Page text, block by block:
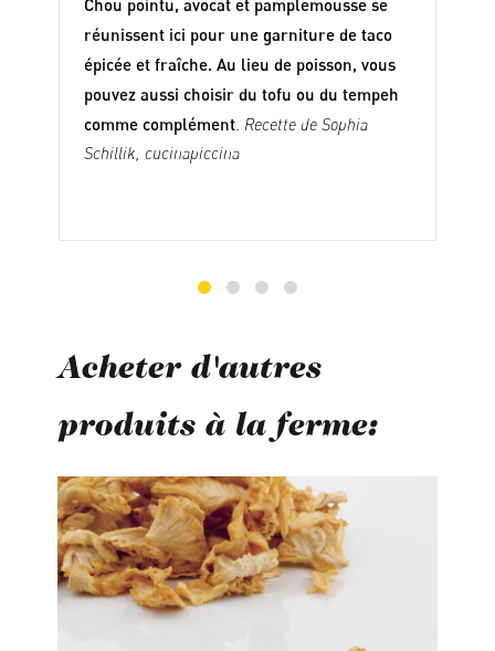
réunissent ici pour une garniture de taco
épicée et fraîche. Au lieu de poisson, vous
pouvez aussi choisir du tofu ou du tempeh
comme complément Recette de Sophia
Schillik, cucinapiccina
Acheter d'autres
produits à la ferme:
Ignorer la galerie de produits